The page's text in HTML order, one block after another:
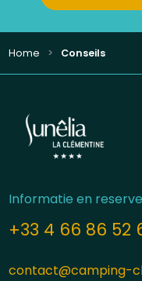
Home Conseils
Informatie en
+33 4 66 86 52
contact@camping-